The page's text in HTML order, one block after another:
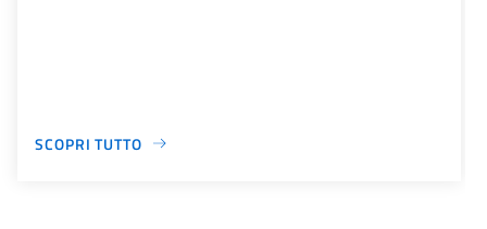
SCOPRI TUTTO